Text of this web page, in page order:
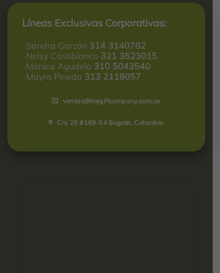
Líneas Exclusivas Corporativas:
-Sandra Garzón 314 3140782
-Nelsy Castiblanco 321 3523015
-Mónica Agudelo 310 5043540
-Mayra Pineda 313 2118057
ventas@thegiftcompany.com.co
Cra 20 #169-54 Bogota, Colombia